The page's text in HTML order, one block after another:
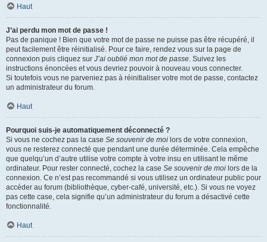
Haut
J’ai perdu mon mot de passe !
Pas de panique ! Bien que votre mot de passe ne puisse pas être récupéré, il
peut facilement être réinitialisé. Pour ce faire, rendez vous sur la page de
connexion puis cliquez sur J’ai oublié mon mot de passe. Suivez les
instructions énoncées et vous devriez pouvoir à nouveau vous connecter.
Si toutefois vous ne parveniez pas à réinitialiser votre mot de passe, contactez
un administrateur du forum.
Haut
Pourquoi suis-je automatiquement déconnecté ?
Si vous ne cochez pas la case Se souvenir de moi lors de votre connexion,
vous ne resterez connecté que pendant une durée déterminée. Cela empêche
que quelqu’un d’autre utilise votre compte à votre insu en utilisant le même
ordinateur. Pour rester connecté, cochez la case Se souvenir de moi lors de la
connexion. Ce n’est pas recommandé si vous utilisez un ordinateur public pour
accéder au forum (bibliothèque, cyber-café, université, etc.). Si vous ne voyez
pas cette case, cela signifie qu’un administrateur du forum a désactivé cette
fonctionnalité.
Haut